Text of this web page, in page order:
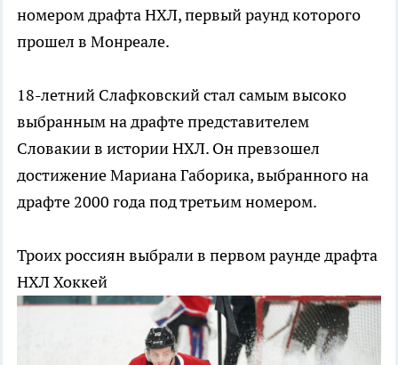
номером драфта НХЛ, первый раунд которого
прошел в Монреале.
18-летний Слафковский стал самым высоко
выбранным на драфте представителем
Словакии в истории НХЛ. Он превзошел
достижение Мариана Габорика, выбранного на
драфте 2000 года под третьим номером.
Троих россиян выбрали в первом раунде драфта
НХЛХоккей